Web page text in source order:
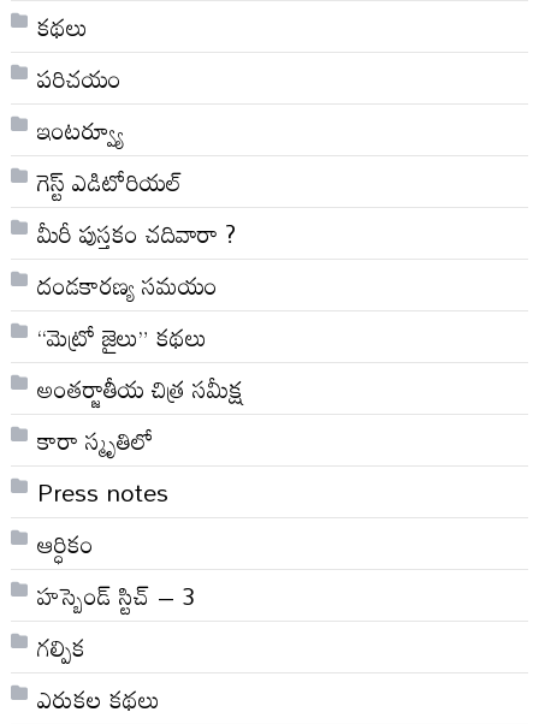
కథలు
పరిచయం
ఇంటర్వ్యూ
గెస్ట్ ఎడిటోరియల్
మీరీ పుస్తకం చదివారా ?
దండకారణ్య సమయం
“మెట్రో జైలు” కథలు
అంతర్జాతీయ చిత్ర సమీక్ష
కారా స్మృతిలో
Press notes
ఆర్ధికం
హస్బెండ్ స్టిచ్ – 3
గల్పిక
ఎరుకల కథలు